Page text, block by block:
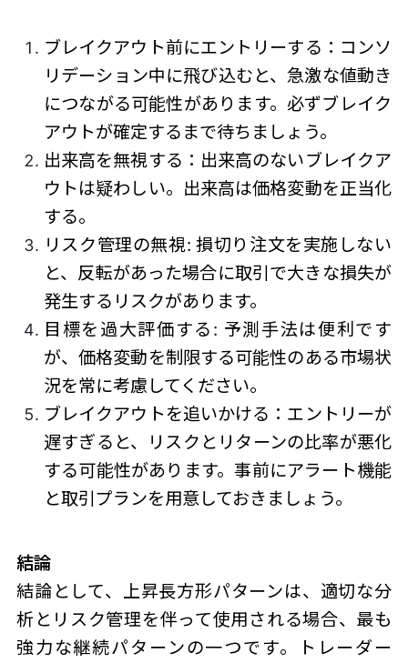
ブレイクアウト前にエントリーする：コンソ
リデーション中に飛び込むと、急激な値動き
につながる可能性があります。必ずブレイク
アウトが確定するまで待ちましょう。
出来高を無視する：出来高のないブレイクア
ウトは疑わしい。出来高は価格変動を正当化
する。
リスク管理の無視: 損切り注文を実施しない
と、反転があった場合に取引で大きな損失が
発生するリスクがあります。
目標を過大評価する: 予測手法は便利です
が、価格変動を制限する可能性のある市場状
況を常に考慮してください。
ブレイクアウトを追いかける：エントリーが
遅すぎると、リスクとリターンの比率が悪化
する可能性があります。事前にアラート機能
と取引プランを用意しておきましょう。
結論
結論として、 上昇長方形パターンは、適切な分
析とリスク管理を伴って使用される場合、最も
強力な継続パターンの一つです。トレーダー